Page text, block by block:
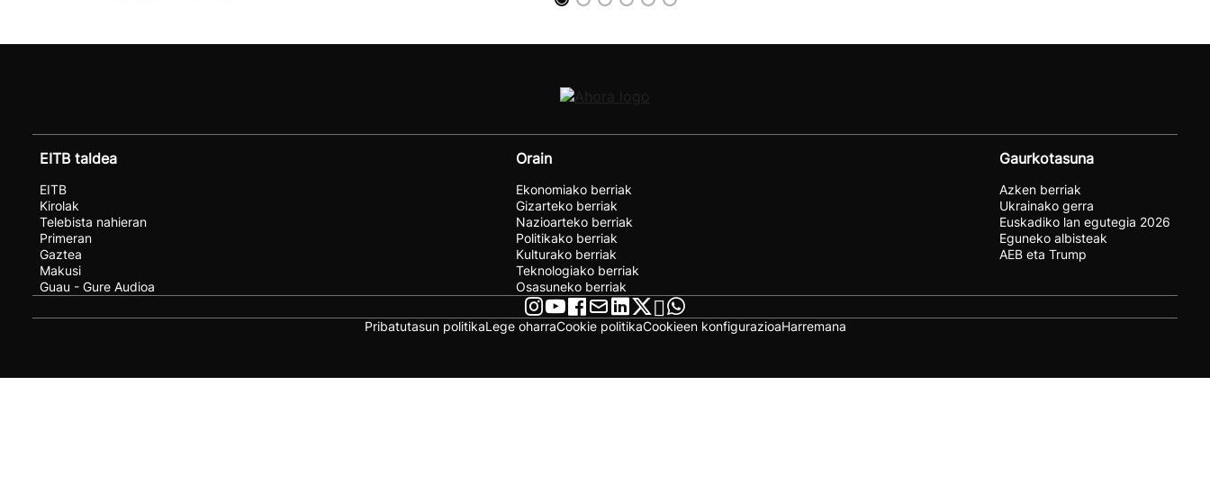
EITB taldea
EITB
Kirolak
Telebista nahieran
Primeran
Gaztea
Makusi
Guau - Gure Audioa
Orain
Ekonomiako berriak
Gizarteko berriak
Nazioarteko berriak
Politikako berriak
Kulturako berriak
Teknologiako berriak
Osasuneko berriak
Gaurkotasuna
Azken berriak
Ukrainako gerra
Euskadiko lan egutegia 2026
Eguneko albisteak
AEB eta Trump
Pribatutasun politikaLege oharraCookie politikaCookieen konfigurazioaHarremana